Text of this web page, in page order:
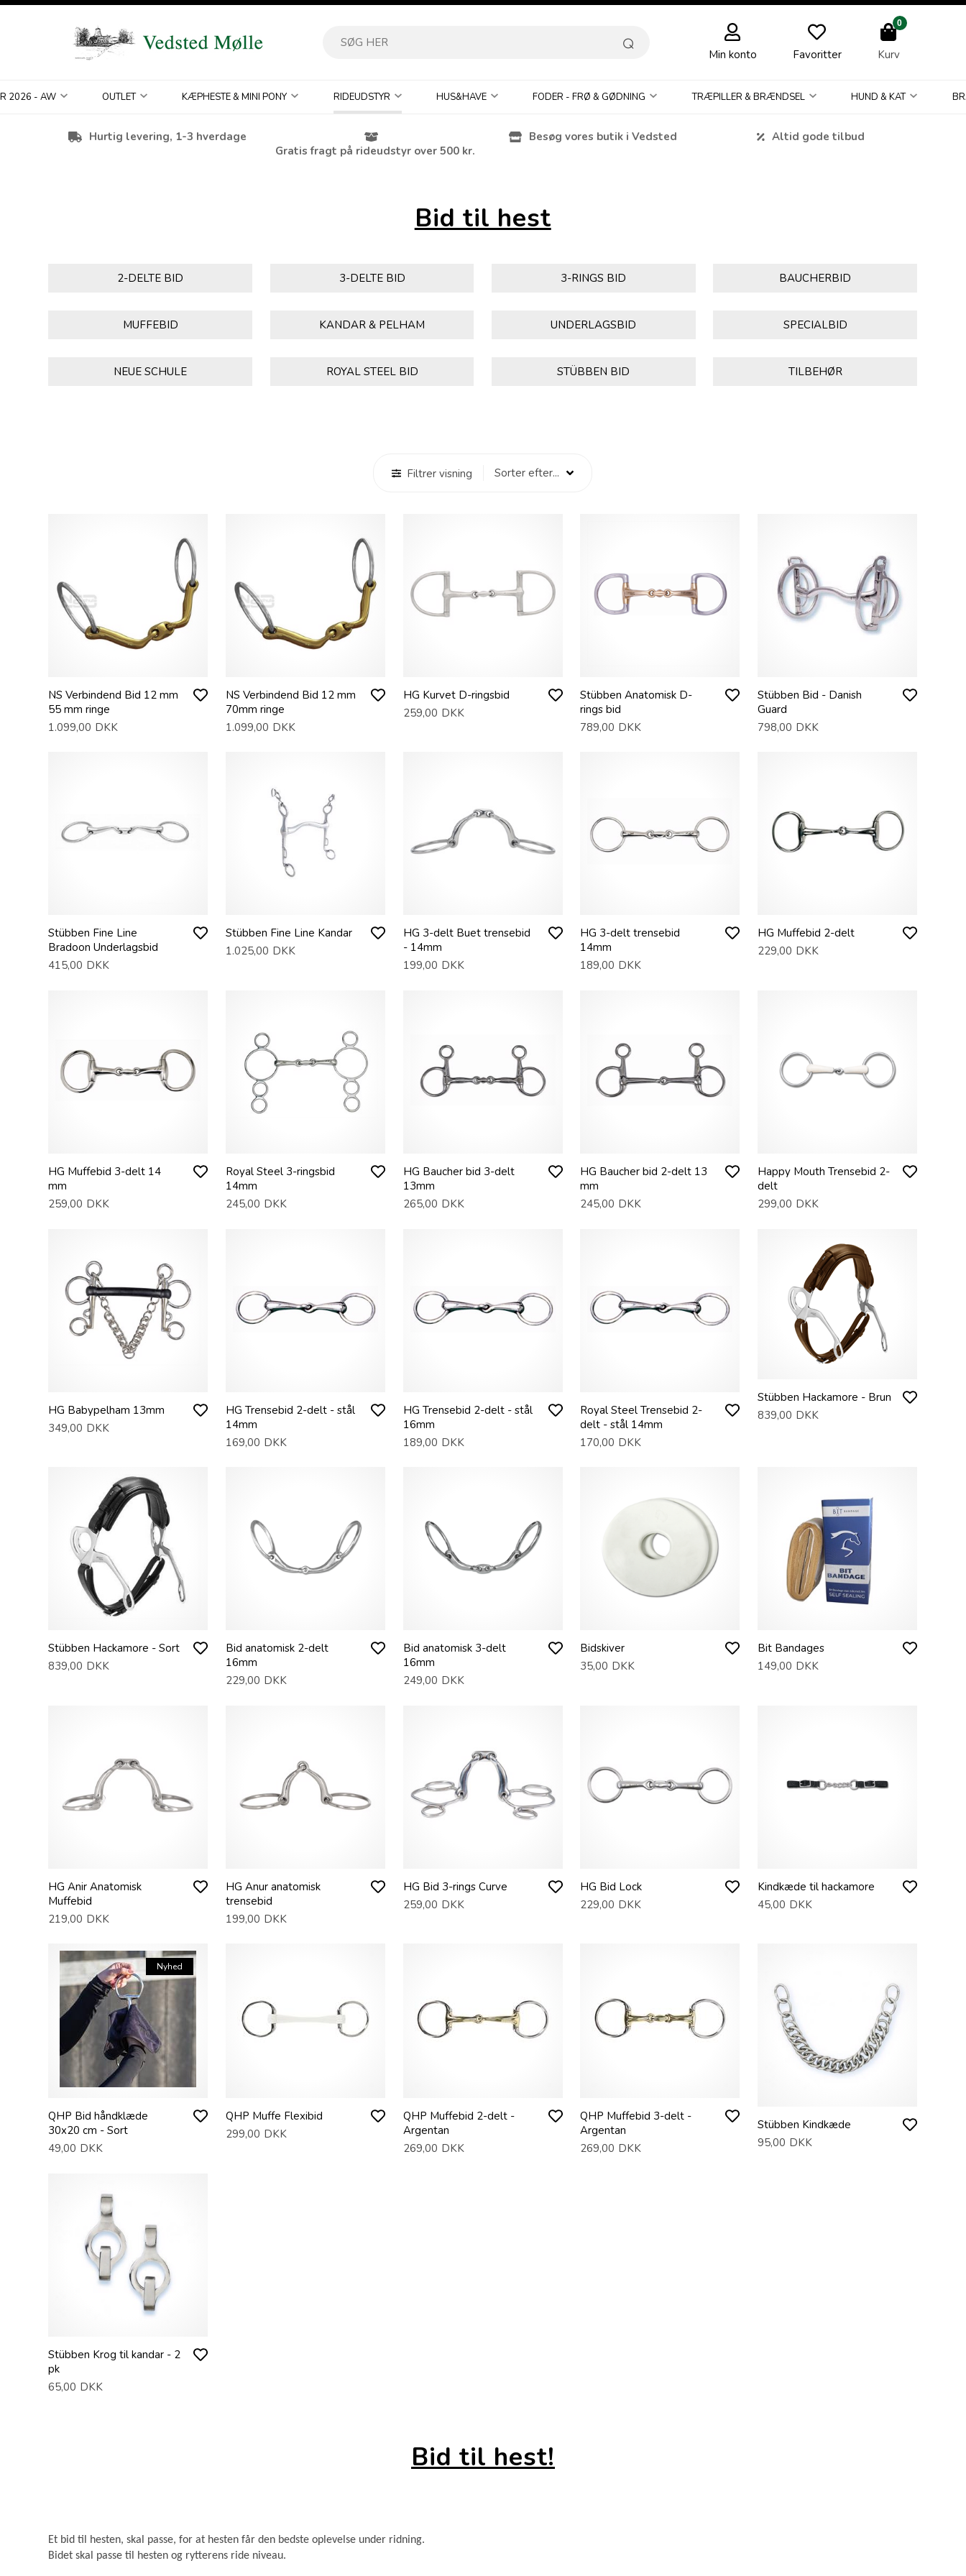
Min konto Favoritter
0
Kurv
2026 - AW OUTLET KÆPHESTE & MINI PONY RIDEUDSTYR HUS&HAVE FODER - FRØ & GØDNING TRÆPILLER & BRÆNDSEL HUND & KAT
Hurtig levering, 1-3 hverdage
Gratis fragt på rideudstyr over 500 kr.
Besøg vores butik i Vedsted Altid gode tilbud
Bid til hest
2-DELTE BID 3-DELTE BID 3-RINGS BID BAUCHERBID
MUFFEBID KANDAR & PELHAM UNDERLAGSBID SPECIALBID
NEUE SCHULE ROYAL STEEL BID STÜBBEN BID TILBEHØR
Filtrer visning
NS Verbindend Bid 12 mm
55 mm ringe
1.099,00 DKK
NS Verbindend Bid 12 mm
70mm ringe
1.099,00 DKK
HG Kurvet D-ringsbid
259,00 DKK
Stübben Anatomisk D-
rings bid
789,00 DKK
Stübben Bid - Danish
Guard
798,00 DKK
Stübben Fine Line
Bradoon Underlagsbid
415,00 DKK
Stübben Fine Line Kandar
1.025,00 DKK
HG 3-delt Buet trensebid
- 14mm
199,00 DKK
HG 3-delt trensebid
14mm
189,00 DKK
HG Muffebid 2-delt
229,00 DKK
HG Muffebid 3-delt 14
mm
259,00 DKK
Royal Steel 3-ringsbid
14mm
245,00 DKK
HG Baucher bid 3-delt
13mm
265,00 DKK
HG Baucher bid 2-delt 13
mm
245,00 DKK
Happy Mouth Trensebid 2-
delt
299,00 DKK
HG Babypelham 13mm
349,00 DKK
HG Trensebid 2-delt - stål
14mm
169,00 DKK
HG Trensebid 2-delt - stål
16mm
189,00 DKK
Royal Steel Trensebid 2-
delt - stål 14mm
170,00 DKK
Stübben Hackamore - Brun
839,00 DKK
Stübben Hackamore - Sort
839,00 DKK
Bid anatomisk 2-delt
16mm
229,00 DKK
Bid anatomisk 3-delt
16mm
249,00 DKK
Bidskiver
35,00 DKK
Bit Bandages
149,00 DKK
HG Anir Anatomisk
Muffebid
219,00 DKK
HG Anur anatomisk
trensebid
199,00 DKK
HG Bid 3-rings Curve
259,00 DKK
HG Bid Lock
229,00 DKK
Kindkæde til hackamore
45,00 DKK
Nyhed
QHP Bid håndklæde
30x20 cm - Sort
49,00 DKK
QHP Muffe Flexibid
299,00 DKK
QHP Muffebid 2-delt -
Argentan
269,00 DKK
QHP Muffebid 3-delt -
Argentan
269,00 DKK
Stübben Kindkæde
95,00 DKK
Stübben Krog til kandar - 2
pk
65,00 DKK
Bid til hest!
Et bid til hesten, skal passe, for at hesten får den bedste oplevelse under ridning.
Bidet skal passe til hesten og rytterens ride niveau.